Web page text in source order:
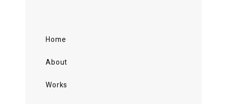
Home
About
Works